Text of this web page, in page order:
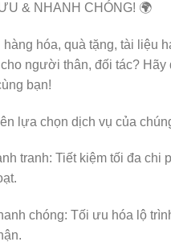
& NHANH CHÓNG! 🌍
hóa, quà tặng, tài liệu
người thân, đối tác? Hãy
bạn!
lựa chọn dịch vụ của
tranh: Tiết kiệm tối đa chi
chóng: Tối ưu hóa lộ